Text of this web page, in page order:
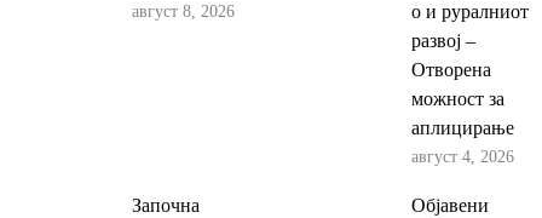
август 8, 2026
о и руралниот
развој –
Отворена
можност за
аплицирање
август 4, 2026
Започна
Објавени